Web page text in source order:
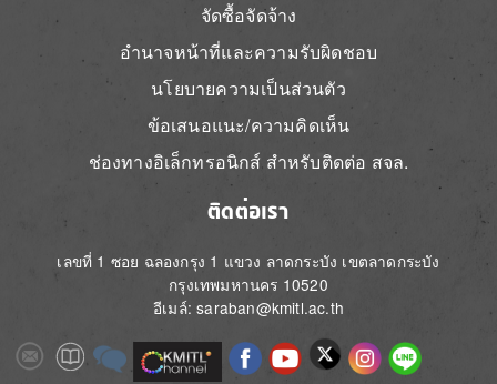
จัดซื้อจัดจ้าง
อำนาจหน้าที่และความรับผิดชอบ
นโยบายความเป็นส่วนตัว
ข้อเสนอแนะ/ความคิดเห็น
ช่องทางอิเล็กทรอนิกส์ สำหรับติดต่อ สจล.
ติดต่อเรา
เลขที่ 1 ซอย ฉลองกรุง 1 แขวง ลาดกระบัง เขตลาดกระบัง
กรุงเทพมหานคร 10520
อีเมล์: saraban@kmitl.ac.th
ImageImageImage Image ImageImageImageImageImage